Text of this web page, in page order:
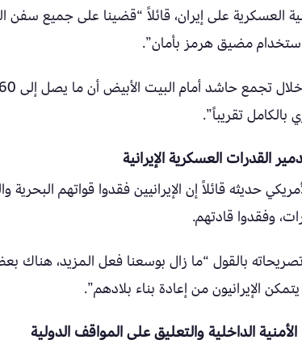
العسكرية على إيران، قائلاً “قضينا على جميع سفن
مضيق هرمز بأمان”.
تقريباً”.
القدرات العسكرية الإيرانية
حديثه قائلاً إن الإيرانيين فقدوا قواتهم
وفقدوا قادتهم.
بالقول “ما زال بوسعنا فعل المزيد، هناك
الإيرانيون من إعادة بناء بلادهم”.
الداخلية والتعليق على المواقف الدولية